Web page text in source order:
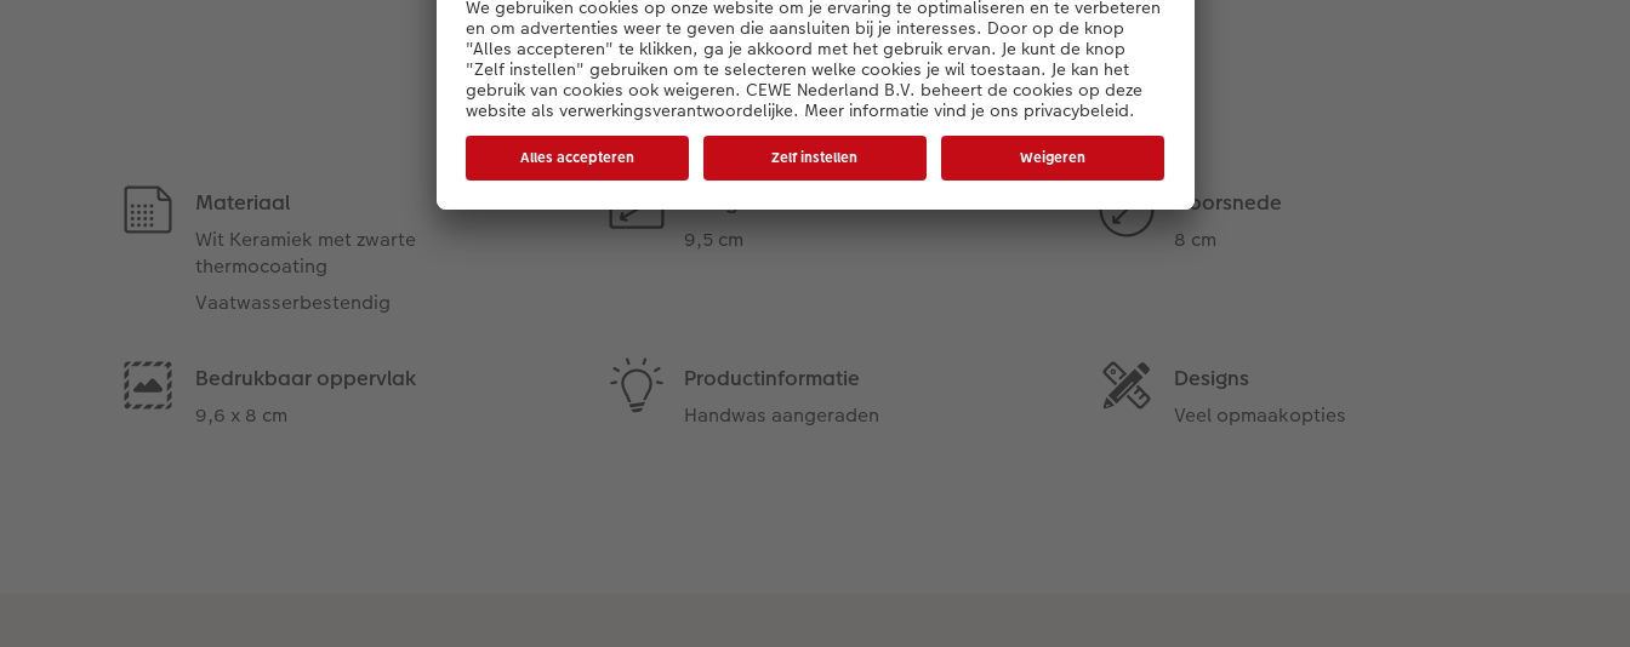
Productdetails
Materiaal
Wit Keramiek met zwarte
thermocoating
Vaatwasserbestendig
Hoogte
9,5 cm
Doorsnede
8 cm
Bedrukbaar oppervlak
9,6 x 8 cm
Productinformatie
Handwas aangeraden
Designs
Veel opmaakopties